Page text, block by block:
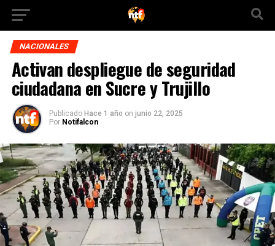
NACIONALES
Activan despliegue de seguridad
ciudadana en Sucre y Trujillo
Publicado Hace 1 año on junio 22, 2025
Por Notifalcon